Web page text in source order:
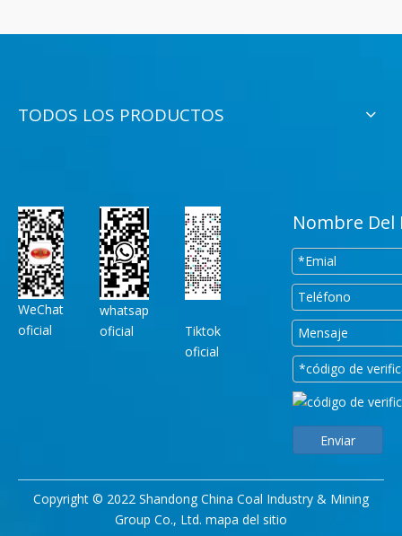
TODOS LOS PRODUCTOS
WeChat
oficial
whatsap
oficial
Tiktok
oficial
Nombre
Enviar
Copyright © 2022 Shandong China Coal Industry & Mining
Group Co., Ltd. mapa del sitio